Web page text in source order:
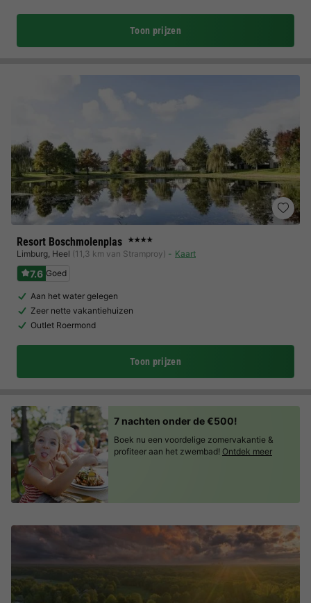
Toon prijzen
Resort Boschmolenplas ★★★★
Limburg, Heel (11,3 km van Stramproy) Kaart
7.6 Goed
Aan het water gelegen
Zeer nette vakantiehuizen
Outlet Roermond
Toon prijzen
7 nachten onder de €500!
Boek nu een voordelige zomervakantie &
profiteer aan het zwembad! Ontdek meer